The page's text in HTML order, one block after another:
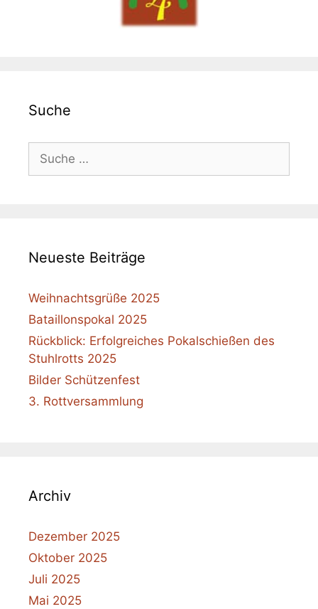
Suche
Suche
nach:
Neueste Beiträge
Weihnachtsgrüße 2025
Bataillonspokal 2025
Rückblick: Erfolgreiches Pokalschießen des
Stuhlrotts 2025
Bilder Schützenfest
3. Rottversammlung
Archiv
Dezember 2025
Oktober 2025
Juli 2025
Mai 2025